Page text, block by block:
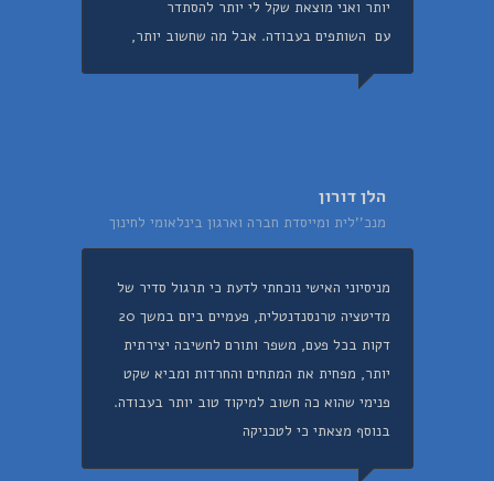
יותר ואני מוצאת שקל לי יותר להסתדר
עם השותפים בעבודה. אבל מה שחשוב יותר,
הלן דורון
מנכ''לית ומייסדת חברה וארגון בינלאומי לחינוך
מניסיוני האישי נוכחתי לדעת כי תרגול סדיר של
מדיטציה טרנסנדנטלית, פעמיים ביום במשך 20
דקות בכל פעם, משפר ותורם לחשיבה יצירתית
יותר, מפחית את המתחים והחרדות ומביא שקט
פנימי שהוא כה חשוב למיקוד טוב יותר בעבודה.
בנוסף מצאתי כי לטכניקה